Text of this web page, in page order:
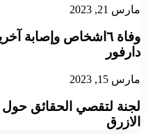
مارس 21, 2023
وفاة ٦اشخاص
دارفور
مارس 15, 2023
لجنة لتقصي الحقائق حول
الازرق